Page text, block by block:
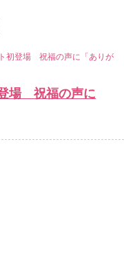
初登場 祝福の声に「ありが
場 祝福の声に